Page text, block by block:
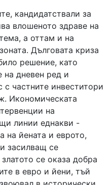
кандидатствали за
влошеното здраве на
а оттам и на
Дълговата криза
решение, като
на дневен ред и
частните инвеститори
Икономическата
на
линии еднакви -
на йената и еврото,
засилващ се
се оказа добра
в евро и йени, тъй